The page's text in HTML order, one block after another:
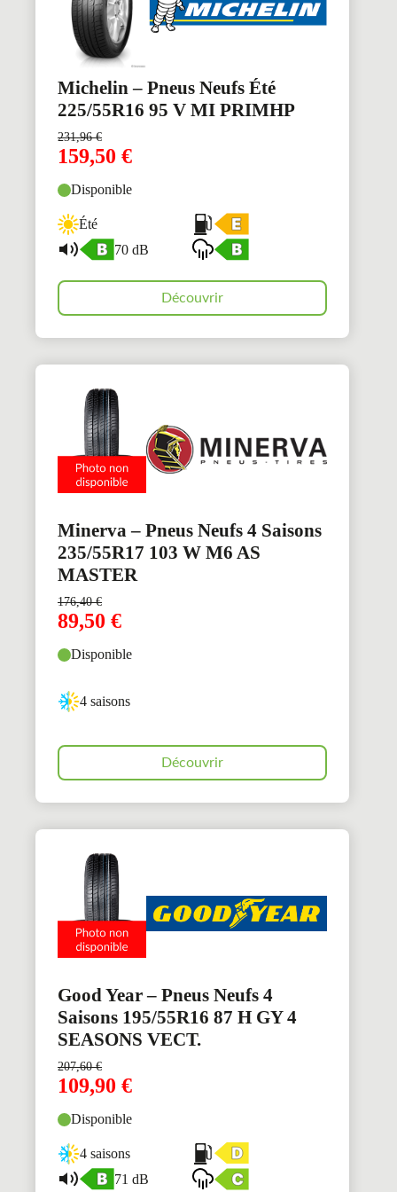
Michelin – Pneus Neufs Été
225/55R16 95 V MI PRIMHP
231,96€
159,50 €
Disponible
Été
70 dB
Découvrir
Minerva – Pneus Neufs 4 Saisons
235/55R17 103 W M6 AS
MASTER
176,40€
89,50 €
Disponible
4 saisons
Découvrir
Good Year – Pneus Neufs 4
Saisons 195/55R16 87 H GY 4
SEASONS VECT.
207,60€
109,90 €
Disponible
4 saisons
71 dB